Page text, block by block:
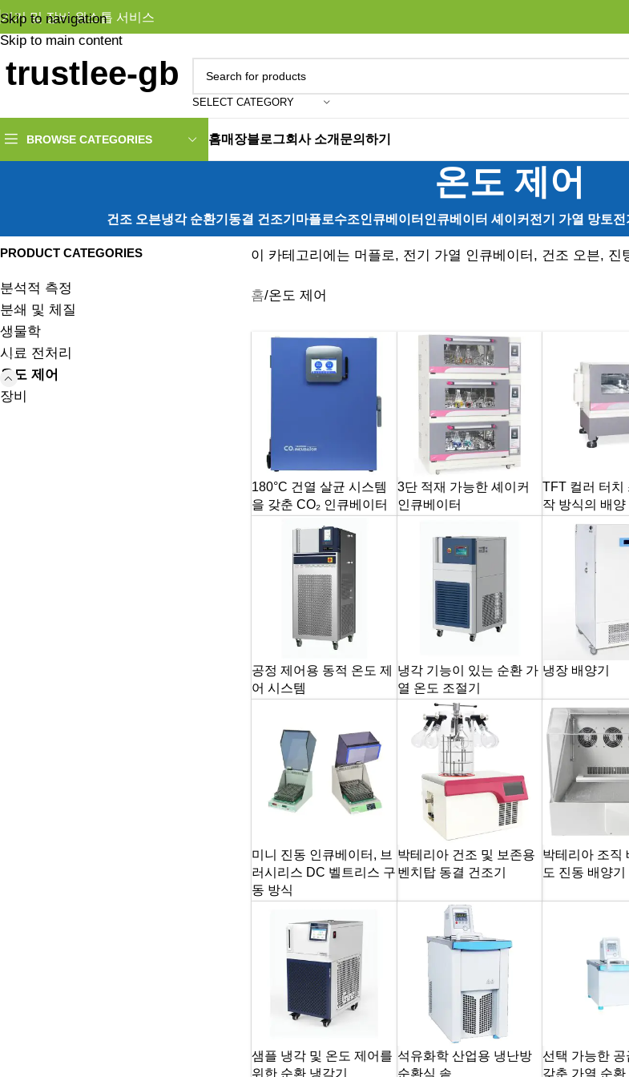
Skip to navigation
Skip to main content
기기 및 장비 원스톱 서비스
SELECT CATEGORY
BROWSE CATEGORIES 홈매장블로그회사 소개 문의하기
온도 제어
건조 오븐냉각 순환기 동결 건조기 마플로수조인큐베이터 인큐베이터 셰이커 전기 가열 망토전
PRODUCT CATEGORIES
분석적 측정
분쇄 및 체질
생물학
시료 전처리
온도 제어
장비
이 카테고리에는 머플로, 전기 가열 인큐베이터, 건조 오븐,
홈 온도 제어
180°C 건열 살균 시스템
을 갖춘 CO₂ 인큐베이터
3단 적재 가능한 셰이커
인큐베이터
TFT 컬러 터치
작 방식의 배양
공정 제어용 동적 온도 제
어 시스템
냉각 기능이 있는 순환 가
열 온도 조절기
냉장 배양기
미니 진동 인큐베이터, 브
러시리스 DC 벨트리스 구
동 방식
박테리아 건조 및 보존용
벤치탑 동결 건조기
박테리아 조직
도 진동 배양기
샘플 냉각 및 온도 제어를
위한 순환 냉각기
석유화학 산업용 냉난방
순환식 솥
선택 가능한 공
갖춘 가열 순환